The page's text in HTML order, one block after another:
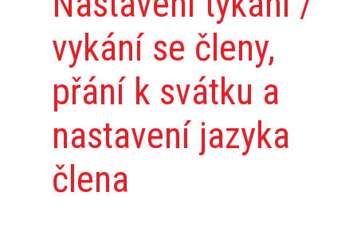
vykání se členy,
přání k svátku a
nastavení jazyka
člena